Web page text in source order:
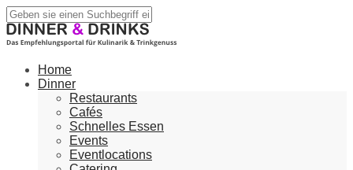
Home
Dinner
Restaurants
Cafés
Schnelles Essen
Events
Eventlocations